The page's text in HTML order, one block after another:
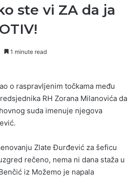
ste vi ZA da ja
1 minute read
o raspravljenim točkama među
RH Zorana Milanovića da
suda imenuje njegova
Zlate Đurđević za šeficu
rečeno, nema ni dana staža u
iz Možemo je napala